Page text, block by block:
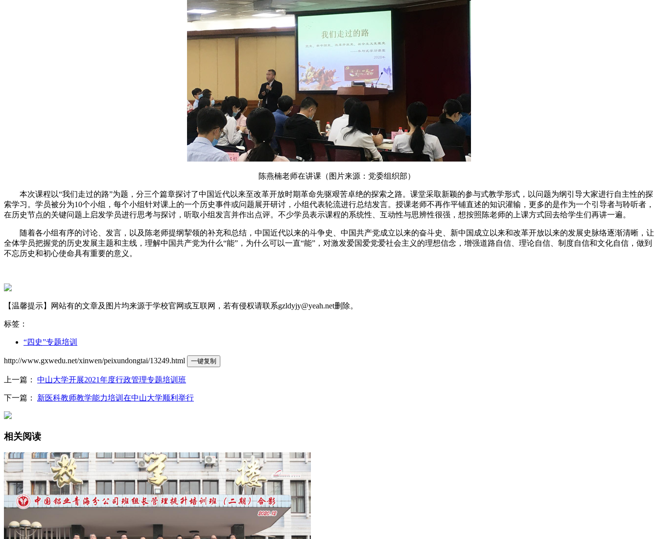
陈燕楠老师在讲课（图片来源：党委组织部）
本次课程以“我们走过的路”为题，分三个篇章探讨了中国近代以来至改革开放时期革命先驱艰苦卓绝的探索之路。课堂采取新颖的参与式教学形式，以问题为纲引导大家进行自主性的探
索学习。学员被分为10个小组，每个小组针对课上的一个历史事件或问题展开研讨，小组代表轮流进行总结发言。授课老师不再作平铺直述的知识灌输，更多的是作为一个引导者与聆听者，
在历史节点的关键问题上启发学员进行思考与探讨，听取小组发言并作出点评。不少学员表示课程的系统性、互动性与思辨性很强，想按照陈老师的上课方式回去给学生们再讲一遍。
随着各小组有序的讨论、发言，以及陈老师提纲挈领的补充和总结，中国近代以来的斗争史、中国共产党成立以来的奋斗史、新中国成立以来和改革开放以来的发展史脉络逐渐清晰，让
全体学员把握党的历史发展主题和主线，理解中国共产党为什么“能”，为什么可以一直“能”，对激发爱国爱党爱社会主义的理想信念，增强道路自信、理论自信、制度自信和文化自信，做到
不忘历史和初心使命具有重要的意义。
【温馨提示】网站有的文章及图片均来源于学校官网或互联网，若有侵权请联系gzldyjy@yeah.net删除。
标签：
“四史”专题培训
http://www.gxwedu.net/xinwen/peixundongtai/13249.html 一键复制
上一篇： 中山大学开展2021年度行政管理专题培训班
下一篇： 新医科教师教学能力培训在中山大学顺利举行
相关阅读